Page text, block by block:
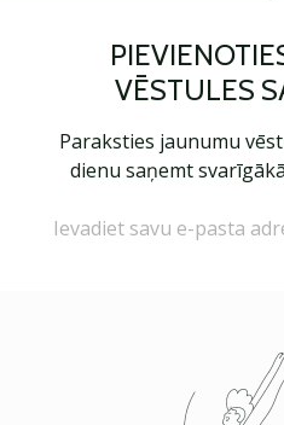
VĒSTULES
Paraksties jaunumu
dienu saņemt